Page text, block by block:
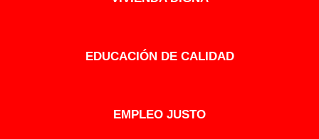
EDUCACIÓN DE CALIDAD
EMPLEO JUSTO